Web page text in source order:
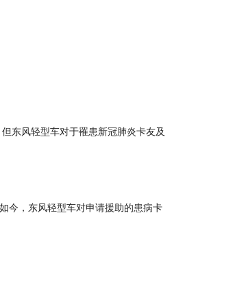
东风轻型车对于罹患新冠肺炎卡友及
今，东风轻型车对申请援助的患病卡